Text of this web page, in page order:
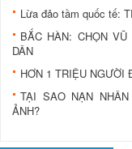
Lừa đảo tầm quốc tế:
BẮC HÀN: CHỌN
DÂN
HƠN 1 TRIỆU NGƯỜI
TẠI SAO NẠN
ẢNH?